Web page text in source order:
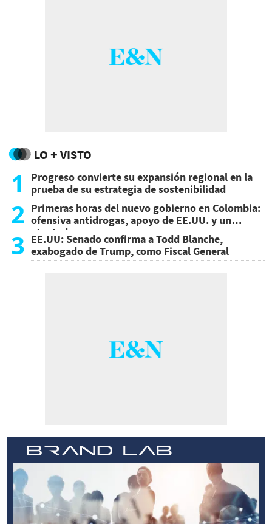
LO + VISTO
1
Progreso convierte su expansión regional en la
prueba de su estrategia de sostenibilidad
2 Primeras horas del nuevo gobierno en Colombia:
ofensiva antidrogas, apoyo de EE.UU. y un
atentado
3 EE.UU: Senado confirma a Todd Blanche,
exabogado de Trump, como Fiscal General